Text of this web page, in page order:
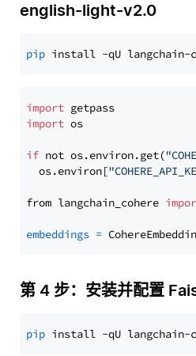
english-light-v2.0
pip
import
import os
if not os.environ.get(
  os.environ[
from langchain_cohere
embeddings =
第 4 步：安装并配置
pip